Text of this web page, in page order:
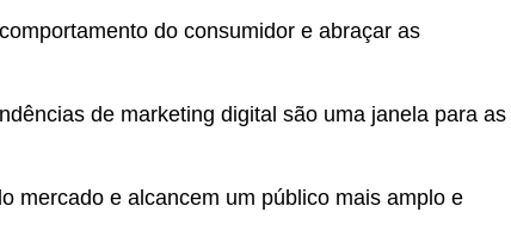
do consumidor e abraçar as
de marketing digital são uma janela para as
mercado e alcancem um público mais amplo e